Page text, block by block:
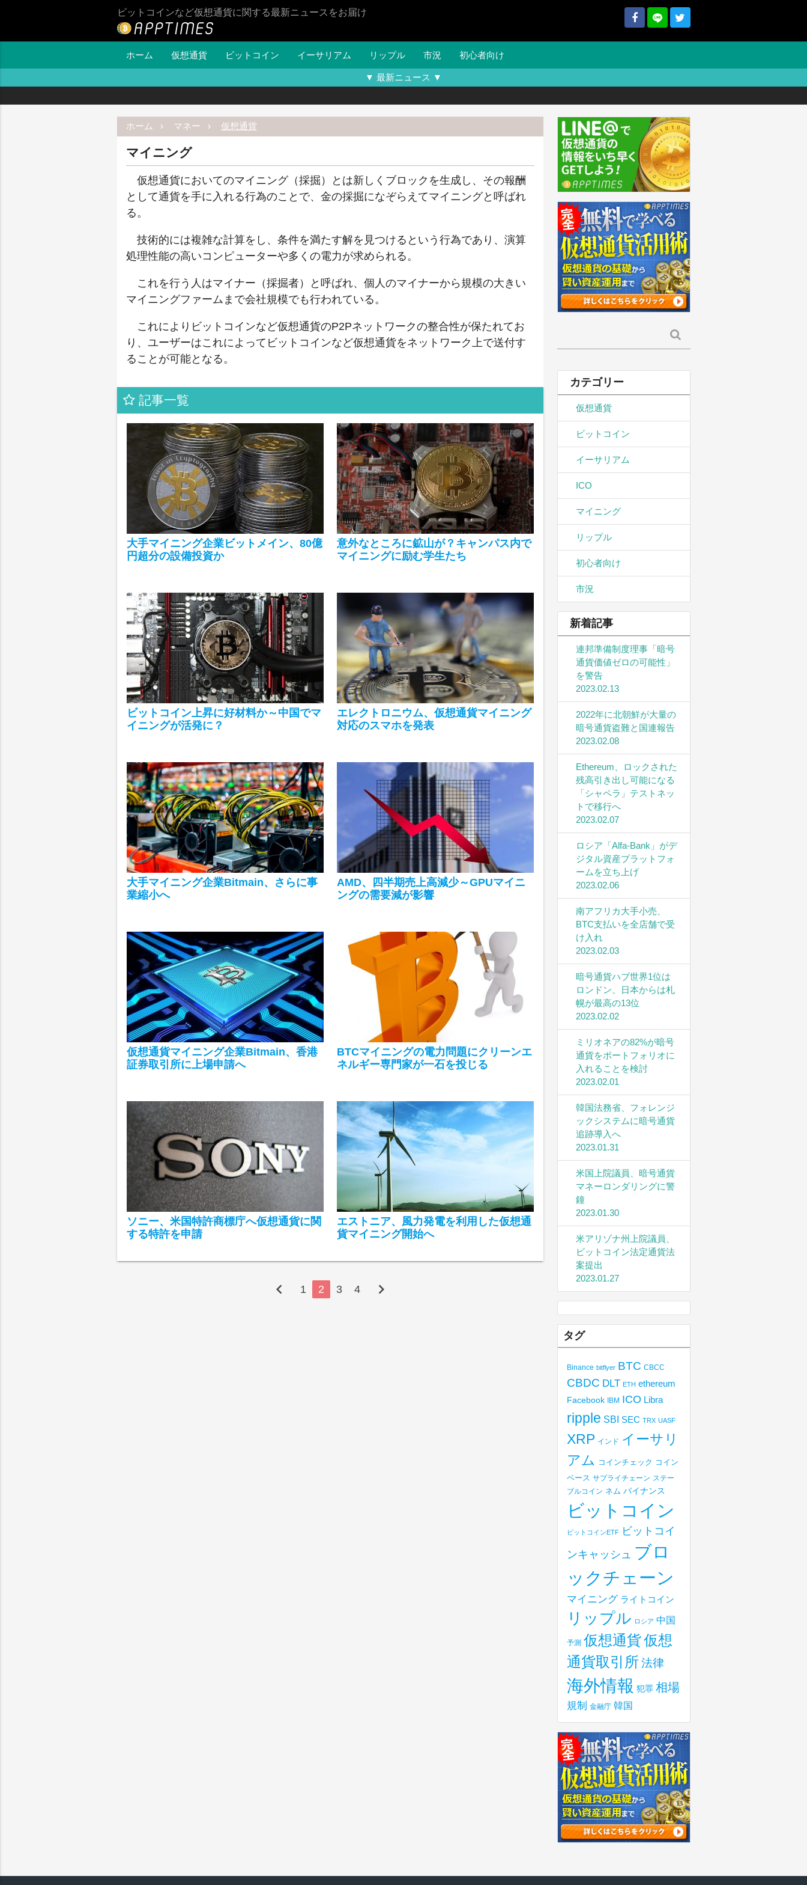
ビットコインなど仮想通貨に関する最新ニュースをお届け
ホーム 仮想通貨 ビットコイン イーサリアム リップル 市況 初心者向け
▼ 最新ニュース ▼
ホーム マネー 仮想通貨
マイニング
仮想通貨においてのマイニング（採掘）とは新しくブロックを生成し、その報酬
として通貨を手に入れる行為のことで、金の採掘になぞらえてマイニングと呼ばれ
る。
技術的には複雑な計算をし、条件を満たす解を見つけるという行為であり、演算
処理性能の高いコンピューターや多くの電力が求められる。
これを行う人はマイナー（採掘者）と呼ばれ、個人のマイナーから規模の大きい
マイニングファームまで会社規模でも行われている。
これによりビットコインなど仮想通貨のP2Pネットワークの整合性が保たれてお
り、ユーザーはこれによってビットコインなど仮想通貨をネットワーク上で送付す
ることが可能となる。
記事一覧
大手マイニング企業ビットメイン、80億
円超分の設備投資か
意外なところに鉱山が？キャンパス内で
マイニングに励む学生たち
ビットコイン上昇に好材料か～中国でマ
イニングが活発に？
エレクトロニウム、仮想通貨マイニング
対応のスマホを発表
大手マイニング企業Bitmain、さらに事
業縮小へ
AMD、四半期売上高減少～GPUマイニ
ングの需要減が影響
仮想通貨マイニング企業Bitmain、香港
証券取引所に上場申請へ
BTCマイニングの電力問題にクリーンエ
ネルギー専門家が一石を投じる
ソニー、米国特許商標庁へ仮想通貨に関
する特許を申請
エストニア、風力発電を利用した仮想通
貨マイニング開始へ
chevron_left 1 2 3 4 chevron_right
索:
カテゴリー
仮想通貨
ビットコイン
イーサリアム
ICO
マイニング
リップル
初心者向け
市況
新着記事
連邦準備制度理事「暗号
通貨価値ゼロの可能性」
を警告
2023.02.13
2022年に北朝鮮が大量の
暗号通貨盗難と国連報告
2023.02.08
Ethereum、ロックされた
残高引き出し可能になる
「シャペラ」テストネッ
トで移行へ
2023.02.07
ロシア「Alfa-Bank」がデ
ジタル資産プラットフォ
ームを立ち上げ
2023.02.06
南アフリカ大手小売、
BTC支払いを全店舗で受
け入れ
2023.02.03
暗号通貨ハブ世界1位は
ロンドン、日本からは札
幌が最高の13位
2023.02.02
ミリオネアの82%が暗号
通貨をポートフォリオに
入れることを検討
2023.02.01
韓国法務省、フォレンジ
ックシステムに暗号通貨
追跡導入へ
2023.01.31
米国上院議員、暗号通貨
マネーロンダリングに警
鐘
2023.01.30
米アリゾナ州上院議員、
ビットコイン法定通貨法
案提出
2023.01.27
タグ
Binance bitflyer BTC CBCC
CBDC DLT ETH ethereum
Facebook IBM ICO Libra
ripple SBI SEC TRX UASF
XRP インド イーサリ
アム コインチェック コイン
ベース サプライチェーン ステー
ブルコイン ネム バイナンス
ビットコイン
ビットコインETF
ビットコイ
ンキャッシュ ブロ
ックチェーン
マイニング ライトコイン
リップル ロシア 中国
予測 仮想通貨仮想
通貨取引所 法律
海外情報 犯罪 相場
規制 金融庁 韓国